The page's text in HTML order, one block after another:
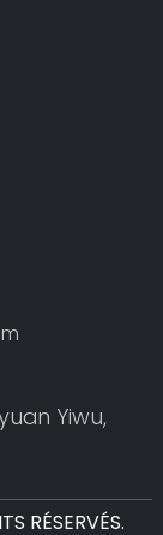
Yiwu,
RÉSERVÉS.